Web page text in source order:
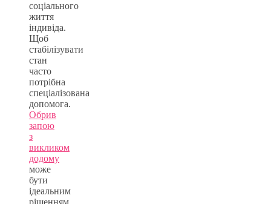
соціального
життя
індивіда.
Щоб
стабілізувати
стан
часто
потрібна
спеціалізована
допомога.
Обрив
запою
з
викликом
додому
може
бути
ідеальним
рішенням